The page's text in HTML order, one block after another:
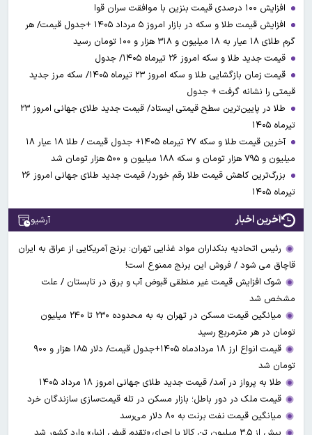
افزایش ۱۰۰ درصدی قیمت بنزین با موافقت سران قوا
افزایش قیمت طلا و سکه در بازار امروز ۵ مرداد ۱۴۰۵ +جدول قیمت/ هر
گرم طلای ۱۸ عیار به ۱۸ میلیون و ۳۱۸ هزار و ۱۰۰ تومان رسید
قیمت جدید طلا و سکه امروز ۲۶ تیرماه ۱۴۰۵/ جدول
قیمت زمان بازگشایی طلا و سکه امروز ۲۳ تیرماه ۱۴۰۵/ سکه مرز جدید
قیمتی را نشانه گرفت + جدول
طلا در پایین‌ترین سطح قیمتی ایستاد/ قیمت جدید طلای جهانی امروز ۲۳
تیرماه ۱۴۰۵
آخرین قیمت طلا و سکه ۲۷ تیرماه ۱۴۰۵+ جدول قیمت / طلا ۱۸ عیار ۱۸
میلیون و ۷۹۵ هزار تومان و سکه ۱۸۸ میلیون و ۵۰۰ هزار تومان شد
بزرگ‌ترین کاهش قیمت طلا رقم خورد/ قیمت جدید طلای جهانی امروز ۲۶
تیرماه ۱۴۰۵
آخرین اخبار آرشیو
رئیس اتحادیه بنکداران مواد غذایی تهران: برنج آمریکایی از عراق به ایران
قاچاق می شود / فروش این برنج ممنوع است!
شوک افزایش قیمت غیر منطقی قبوض آب و برق در تابستان / علت
مشخص شد
میانگین قیمت مسکن در تهران به به محدوده ۲۳۰ تا ۲۴۰ میلیون
تومان در هر مترمربع رسید
قیمت انواع ارز ۱۸ مردادماه ۱۴۰۵+جدول قیمت/ دلار ۱۸۵ هزار و ۹۰۰
تومان شد
طلا به پرواز در آمد/ قیمت جدید طلای جهانی امروز ۱۸ مرداد ۱۴۰۵
قیمت ملک در دور باطل؛ بازار مسکن در تله قیمت‌سازی سازندگان خرد
میانگین قیمت نفت برنت به ۸۰ دلار می‌رسد